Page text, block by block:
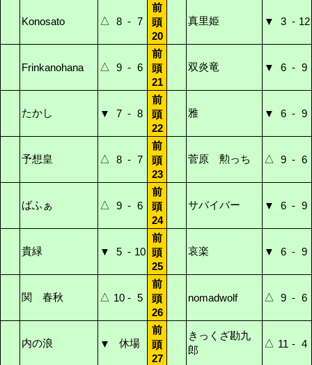
Konosato △ 8 - 7
前
頭
20
真里姫 ▼ 3 - 12
Frinkanohana △ 9 - 6
前
頭
21
双炎竜 ▼ 6 - 9
たかし ▼ 7 - 8
前
頭
22
雅 ▼ 6 - 9
予想皇 △ 8 - 7
前
頭
23
菅原 勲っち △ 9 - 6
ばふぁ △ 9 - 6
前
頭
24
サバイバー ▼ 6 - 9
貴緑 ▼ 5 - 10
前
頭
25
哀楽 ▼ 6 - 9
関 春秋 △ 10 - 5
前
頭
26
nomadwolf △ 9 - 6
内の浪 ▼ 休場
前
頭
27
きっくざ勘九
郎
△ 11 - 4